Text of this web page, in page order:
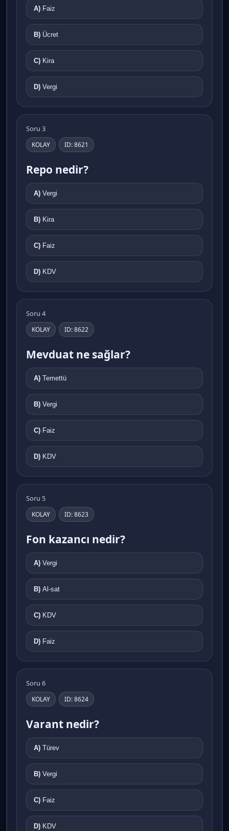
A) Faiz
B) Ücret
C) Kira
D) Vergi
Soru 3
KOLAY ID: 8621
Repo nedir?
A) Vergi
B) Kira
C) Faiz
D) KDV
Soru 4
KOLAY ID: 8622
Mevduat ne sağlar?
A) Temettü
B) Vergi
C) Faiz
D) KDV
Soru 5
KOLAY ID: 8623
Fon kazancı nedir?
A) Vergi
B) Al-sat
C) KDV
D) Faiz
Soru 6
KOLAY ID: 8624
Varant nedir?
A) Türev
B) Vergi
C) Faiz
D) KDV